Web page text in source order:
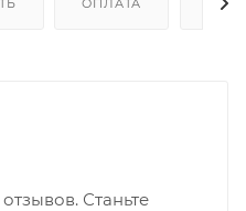
ОПЛАТА
Станьте